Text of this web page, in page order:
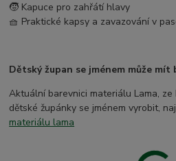
🧒 Kapuce pro zahřátí hlavy
🧺 Praktické kapsy a zavazování v
Dětský župan se jménem může mít
Aktuální barevnici materiálu Lama, ze
dětské župánky se jménem vyrobit,
materiálu lama